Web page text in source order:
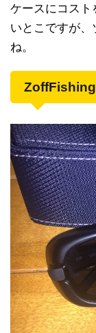
ケースにコスト
いとこですが
ね。
ZoffFishing